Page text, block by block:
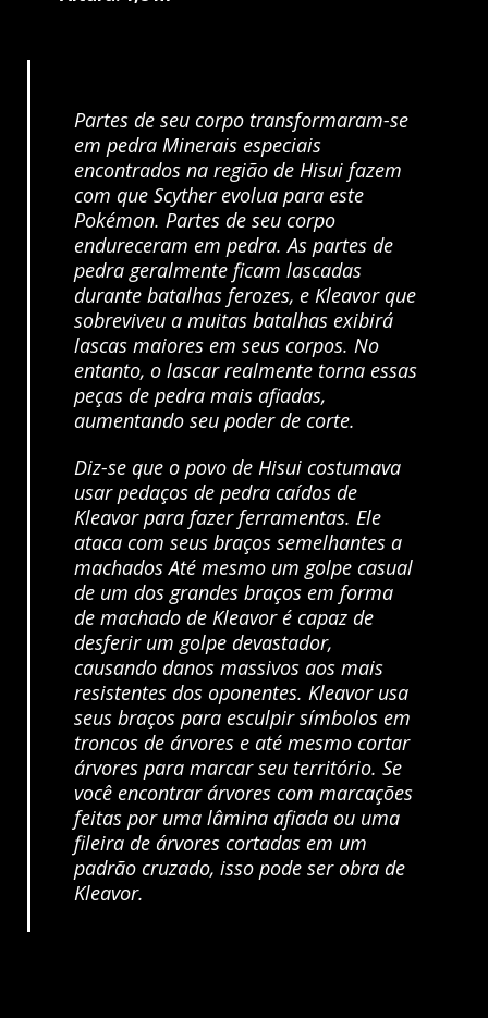
Partes de seu corpo transformaram-se
em pedra Minerais especiais
encontrados na região de Hisui fazem
com que Scyther evolua para este
Pokémon. Partes de seu corpo
endureceram em pedra. As partes de
pedra geralmente ficam lascadas
durante batalhas ferozes, e Kleavor que
sobreviveu a muitas batalhas exibirá
lascas maiores em seus corpos. No
entanto, o lascar realmente torna essas
peças de pedra mais afiadas,
aumentando seu poder de corte.
Diz-se que o povo de Hisui costumava
usar pedaços de pedra caídos de
Kleavor para fazer ferramentas. Ele
ataca com seus braços semelhantes a
machados Até mesmo um golpe casual
de um dos grandes braços em forma
de machado de Kleavor é capaz de
desferir um golpe devastador,
causando danos massivos aos mais
resistentes dos oponentes. Kleavor usa
seus braços para esculpir símbolos em
troncos de árvores e até mesmo cortar
árvores para marcar seu território. Se
você encontrar árvores com marcações
feitas por uma lâmina afiada ou uma
fileira de árvores cortadas em um
padrão cruzado, isso pode ser obra de
Kleavor.